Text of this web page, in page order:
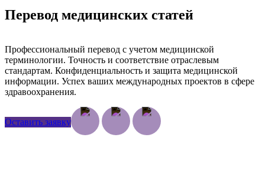
Перевод медицинских статей
Профессиональный перевод с учетом медицинской
терминологии. Точность и соответствие отраслевым
стандартам. Конфиденциальность и защита медицинской
информации. Успех ваших международных проектов в сфере
здравоохранения.
Оставить заявку